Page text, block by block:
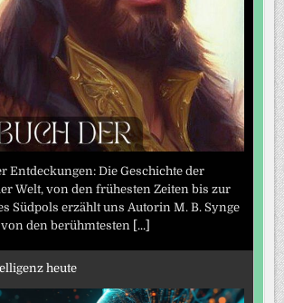
Entdeckungen: Die Geschichte der
Welt, von den frühesten Zeiten bis zur
Südpols erzählt uns Autorin M. B. Synge
den berühmtesten [...]
heute